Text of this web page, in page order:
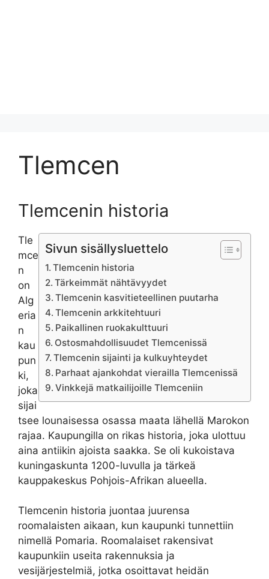
Tlemcen
Tlemcenin historia
Sivun sisällysluettelo
Tlemcenin historia
Tärkeimmät nähtävyydet
Tlemcenin kasvitieteellinen puutarha
Tlemcenin arkkitehtuuri
Paikallinen ruokakulttuuri
Ostosmahdollisuudet Tlemcenissä
Tlemcenin sijainti ja kulkuyhteydet
Parhaat ajankohdat vierailla Tlemcenissä
Vinkkejä matkailijoille Tlemceniin
Tle
mce
n
on
Alg
eria
n
kau
pun
ki,
joka
sijai
tsee lounaisessa osassa maata lähellä Marokon
rajaa. Kaupungilla on rikas historia, joka ulottuu
aina antiikin ajoista saakka. Se oli kukoistava
kuningaskunta 1200-luvulla ja tärkeä
kauppakeskus Pohjois-Afrikan alueella.
Tlemcenin historia juontaa juurensa
roomalaisten aikaan, kun kaupunki tunnettiin
nimellä Pomaria. Roomalaiset rakensivat
kaupunkiin useita rakennuksia ja
vesijärjestelmiä, jotka osoittavat heidän